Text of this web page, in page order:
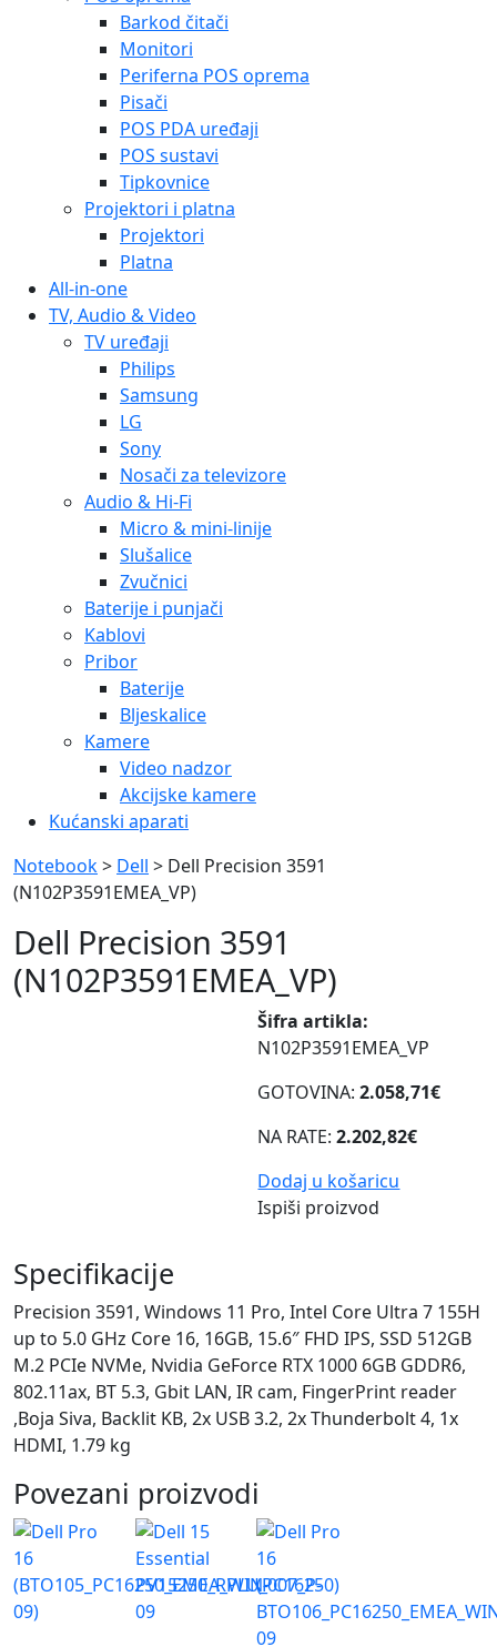
Barkod čitači
Monitori
Periferna POS oprema
Pisači
POS PDA uređaji
POS sustavi
Tipkovnice
Projektori i platna
Projektori
Platna
All-in-one
TV, Audio & Video
TV uređaji
Philips
Samsung
LG
Sony
Nosači za televizore
Audio & Hi-Fi
Micro & mini-linije
Slušalice
Zvučnici
Baterije i punjači
Kablovi
Pribor
Baterije
Bljeskalice
Kamere
Video nadzor
Akcijske kamere
Kućanski aparati
Notebook> Dell > Dell Precision 3591
(N102P3591EMEA_VP)
Dell Precision 3591
(N102P3591EMEA_VP)
Šifra artikla:
N102P3591EMEA_VP
GOTOVINA:2.058,71€
NA RATE:2.202,82€
Dodaj u košaricu
Ispiši proizvod
Specifikacije
Precision 3591, Windows 11 Pro, Intel Core Ultra 7 155H
up to 5.0 GHz Core 16, 16GB, 15.6″ FHD IPS, SSD 512GB
M.2 PCIe NVMe, Nvidia GeForce RTX 1000 6GB GDDR6,
802.11ax, BT 5.3, Gbit LAN, IR cam, FingerPrint reader
,Boja Siva, Backlit KB, 2x USB 3.2, 2x Thunderbolt 4, 1x
HDMI, 1.79 kg
Povezani proizvodi